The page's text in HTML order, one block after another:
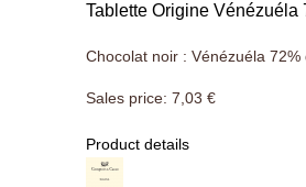
Tablette Origine Vénézuéla
Chocolat noir : Vénézuéla 72%
Sales price: 7,03 €
Product details